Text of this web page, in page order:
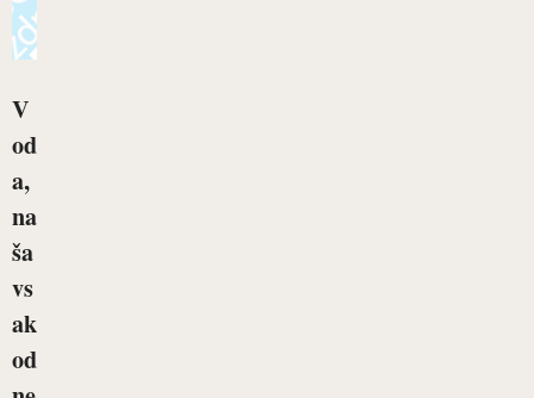
V
od
a,
na
ša
vs
ak
od